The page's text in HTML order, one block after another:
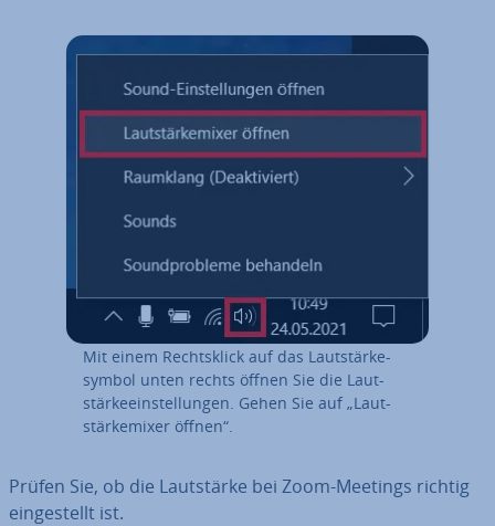
Mit einem Rechts­klick auf das Laut­stär­ke­
sym­bol unten rechts öffnen Sie die Laut­
stär­ke­ein­stel­lun­gen. Gehen Sie auf „Laut­
stärk­emi­xer öffnen“.
Prüfen Sie, ob die Laut­stär­ke bei Zoom-Meetings richtig
ein­ge­stellt ist.